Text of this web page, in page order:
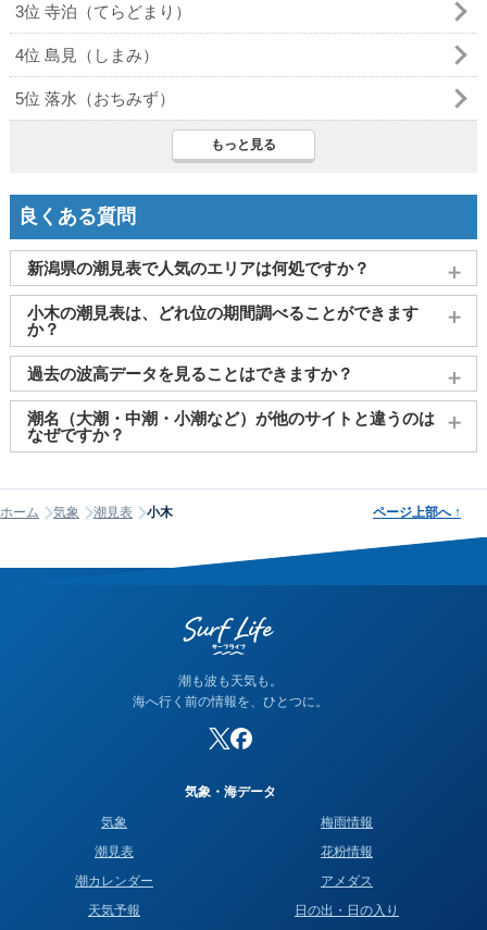
3位 寺泊（てらどまり）
4位 島見（しまみ）
5位 落水（おちみず）
もっと見る
良くある質問
新潟県の潮見表で人気のエリアは何処ですか？
上越市（直江津） 、糸魚川(能生)、新潟東港 、 佐渡 、 柏崎
よく見られております。
小木の潮見表は、どれ位の期間調べることができます
か？
2011～2027年までの16年間分の潮汐情報や日の出・日の入りを
調べることができます。視覚的に分かり易くタイドグラフで、
日の出・日の入り情報も合わせて確認することができます。
過去の波高データを見ることはできますか？
大変申し訳ございませんが、過去の波高データ（波の高さ）に
関してはご提供しておりません。
潮名（大潮・中潮・小潮など）が他のサイトと違うのは
なぜですか？
何日まで大潮」という統一された公的な定義はありません。そ
のため、サイトが採用する計算方式によって、境界にあたる日
って見える場合は、そのサイトが別の方式を使っている可能性
ホーム 気象 潮見表 小木 ページ上部へ ↑
潮も波も天気も。
海へ行く前の情報を、ひとつに。
気象・海データ
気象
潮見表
潮カレンダー
天気予報
梅雨情報
花粉情報
アメダス
日の出・日の入り